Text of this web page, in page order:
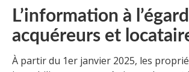
L’information à
acquéreurs et
À partir du 1er janvier 2025, les